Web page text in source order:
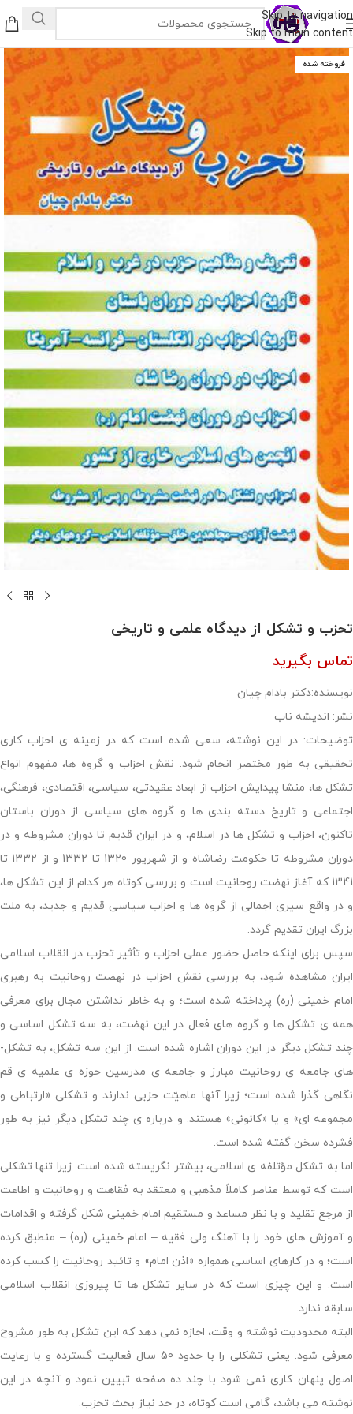
Skip to navigation
Skip to main content
فروخته شده
تحزب و تشکل از دیدگاه علمی و تاریخی
تماس بگیرید
نویسنده:دکتر بادام چیان
نشر: اندیشه ناب
توضیحات: در این نوشته، سعی شده است که در زمینه­ ی احزاب کاری
تحقیقی به طور مختصر انجام شود. نقش احزاب و گروه ­ها، مفهوم انواع
تشکل ­ها، منشا پیدایش احزاب از ابعاد عقیدتی، سیاسی، اقتصادی، فرهنگی،
اجتماعی و تاریخ دسته بندی­ ها و گروه­ های سیاسی از دوران باستان
تاکنون، احزاب و تشکل­ ها در اسلام، و در ایران قدیم تا دوران مشروطه و در
دوران مشروطه تا حکومت رضاشاه و از شهریور 1320 تا 1332 و از 1332 تا
1341 که آغاز نهضت روحانیت است و بررسی کوتاه هر کدام از این تشکل­ ها،
و در واقع سیری اجمالی از گروه­ ها و احزاب سیاسی قدیم و جدید، به ملت
بزرگ ایران تقدیم گردد.
سپس برای اینکه حاصل حضور عملی احزاب و تأثیر تحزب در انقلاب اسلامی
ایران مشاهده شود، به بررسی نقش احزاب در نهضت روحانیت به رهبری
امام خمینی (ره) پرداخته شده است؛ و به­ خاطر نداشتن مجال برای معرفی
همه­ ی تشکل­ ها و گروه­ های فعال در این نهضت، به سه تشکل اساسی و
تشکل دیگر در این دوران اشاره شده است. از این سه تشکل، به تشکل­
های جامعه­ ی روحانیت مبارز و جامعه­ ی مدرسین حوزه­ ی علمیه ­ی قم
نگاهی گذرا شده است؛ زیرا آنها ماهیّت حزبی ندارند و تشکلی «ارتباطی و
مجموعه ­ای» و یا «کانونی» هستند. و درباره­ ی چند تشکل دیگر نیز به ­طور
فشرده سخن گفته شده است.
اما به تشکل مؤتلفه­ ی اسلامی، بیشتر نگریسته شده است. زیرا تنها تشکلی
است که توسط عناصر کاملاً مذهبی و معتقد به فقاهت و روحانیت و اطاعت
از مرجع تقلید و با نظر مساعد و مستقیم امام خمینی شکل گرفته و اقدامات
و آموزش­ های خود را با آهنگ ولی فقیه – امام خمینی (ره) – منطبق کرده
است؛ و در کارهای اساسی همواره «اذن امام» و تائید روحانیت را کسب کرده
است. و این چیزی است که در سایر تشکل­ ها تا پیروزی انقلاب اسلامی
سابقه ندارد.
البته محدودیت نوشته و وقت، اجازه نمی­ دهد که این تشکل به­ طور مشروح
معرفی شود. یعنی تشکلی را با حدود 50 سال فعالیت گسترده و با رعایت
اصول پنهان­ کاری نمی­ شود با چند ده صفحه تبیین نمود و آنچه در این
نوشته می­ باشد، گامی است کوتاه، در حد نیاز بحث تحزب.